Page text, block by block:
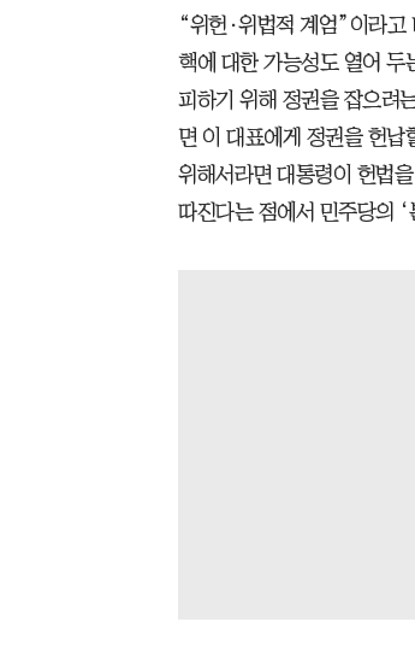
“위헌·위법적 계엄”이라고
핵에 대한 가능성도 열어 두
피하기 위해 정권을 잡으려
면 이 대표에게 정권을 헌납
위해서라면 대통령이 헌법
따진다는 점에서 민주당의